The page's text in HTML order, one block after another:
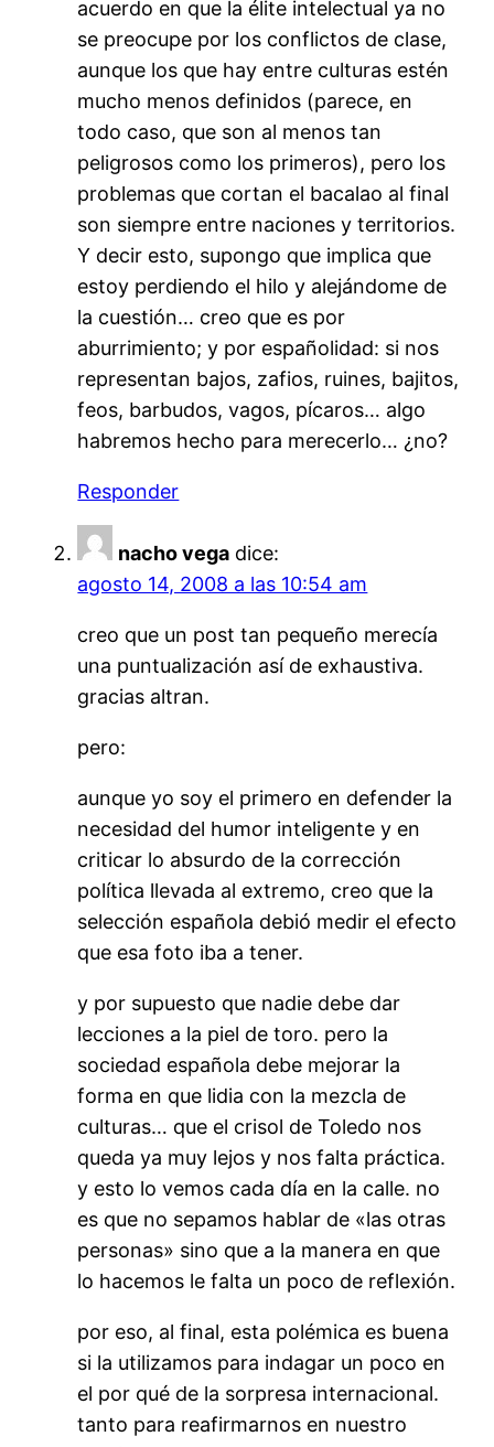
acuerdo en que la élite intelectual ya no
se preocupe por los conflictos de clase,
aunque los que hay entre culturas estén
mucho menos definidos (parece, en
todo caso, que son al menos tan
peligrosos como los primeros), pero los
problemas que cortan el bacalao al final
son siempre entre naciones y territorios.
Y decir esto, supongo que implica que
estoy perdiendo el hilo y alejándome de
la cuestión… creo que es por
aburrimiento; y por españolidad: si nos
representan bajos, zafios, ruines, bajitos,
feos, barbudos, vagos, pícaros… algo
habremos hecho para merecerlo… ¿no?
Responder
nacho vega dice:
agosto 14, 2008 a las 10:54 am
creo que un post tan pequeño merecía
una puntualización así de exhaustiva.
gracias altran.
pero:
aunque yo soy el primero en defender la
necesidad del humor inteligente y en
criticar lo absurdo de la corrección
política llevada al extremo, creo que la
selección española debió medir el efecto
que esa foto iba a tener.
y por supuesto que nadie debe dar
lecciones a la piel de toro. pero la
sociedad española debe mejorar la
forma en que lidia con la mezcla de
culturas… que el crisol de Toledo nos
queda ya muy lejos y nos falta práctica.
y esto lo vemos cada día en la calle. no
es que no sepamos hablar de «las otras
personas» sino que a la manera en que
lo hacemos le falta un poco de reflexión.
por eso, al final, esta polémica es buena
si la utilizamos para indagar un poco en
el por qué de la sorpresa internacional.
tanto para reafirmarnos en nuestro